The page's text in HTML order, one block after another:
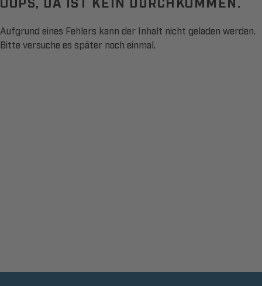
Aufgrund eines Fehlers kann der Inhalt nicht geladen werden.
Bitte versuche es später noch einmal.